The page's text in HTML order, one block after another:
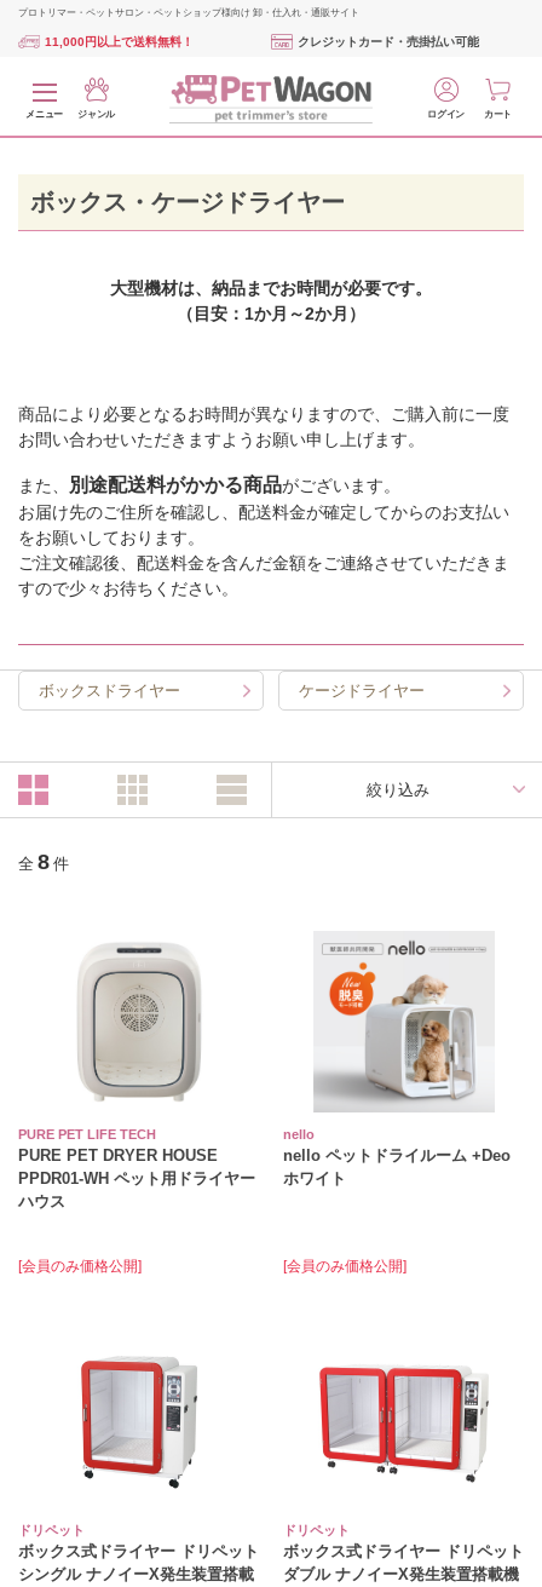
プロトリマー・ペットサロン・ペットショップ様向け 卸・仕入れ・通販サイト
11,000円以上で送料無料！ クレジットカード・売掛払い可能
メニュー ジャンル ログイン カート
ボックス・ケージドライヤー
大型機材は、納品までお時間が必要です。
（目安：1か月～2か月）
商品により必要となるお時間が異なりますので、ご購入前に一度
お問い合わせいただきますようお願い申し上げます。
また、 別途配送料がかかる商品がございます。
お届け先のご住所を確認し、配送料金が確定してからのお支払い
をお願いしております。
ご注文確認後、配送料金を含んだ金額をご連絡させていただきま
すので少々お待ちください。
ボックスドライヤー ケージドライヤー
絞り込み
全 8 件
PURE PET LIFE TECH
PURE PET DRYER HOUSE
PPDR01-WH ペット用ドライヤー
ハウス
[会員のみ価格公開]
nello
nello ペットドライルーム +Deo
ホワイト
[会員のみ価格公開]
ドリペット
ボックス式ドライヤー ドリペット
シングル ナノイーX発生装置搭載
ドリペット
ボックス式ドライヤー ドリペット
ダブル ナノイーX発生装置搭載機